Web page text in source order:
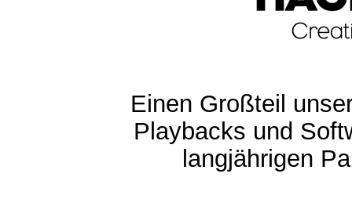
Einen Großteil
Playbacks und
langjährigen